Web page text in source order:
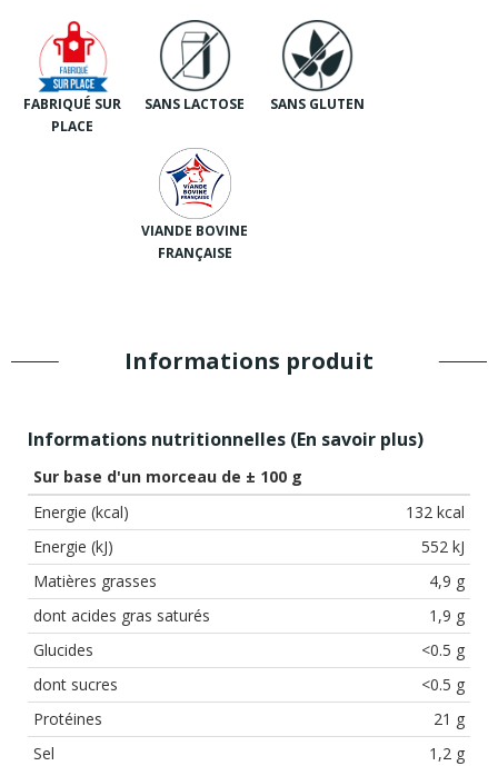
FABRIQUÉ SUR
PLACE
SANS LACTOSE SANS GLUTEN
VIANDE BOVINE
FRANÇAISE
Informations produit
Informations nutritionnelles (En savoir plus)
Sur base d'un morceau de ± 100 g
Energie (kcal)
132 kcal
Energie (kJ)
552 kJ
Matières grasses
4,9 g
dont acides gras saturés
1,9 g
Glucides
<0.5 g
dont sucres
<0.5 g
Protéines
21 g
Sel
1,2 g